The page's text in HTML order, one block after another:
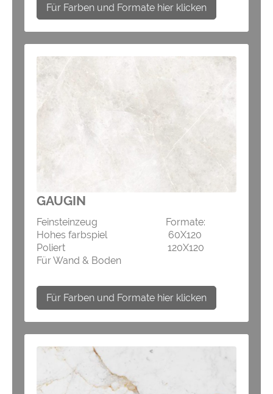
Für Farben und Formate hier klicken
GAUGIN
Feinsteinzeug Formate:
Hohes farbspiel 60X120
Poliert 120X120
Für Wand & Boden
Für Farben und Formate hier klicken